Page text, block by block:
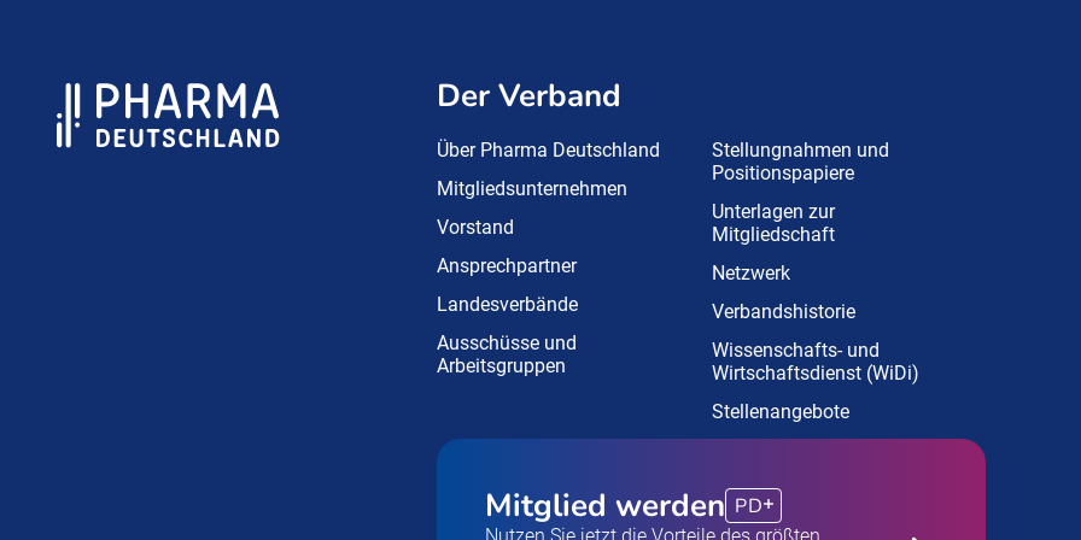
Der Verband
Über Pharma Deutschland
Mitgliedsunternehmen
Vorstand
Ansprechpartner
Landesverbände
Ausschüsse und
Arbeitsgruppen
Stellungnahmen und
Positionspapiere
Unterlagen zur
Mitgliedschaft
Netzwerk
Verbandshistorie
Wissenschafts- und
Wirtschaftsdienst (WiDi)
Stellenangebote
Mitglied werden PD